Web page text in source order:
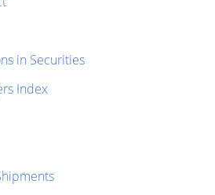
in Securities
Index